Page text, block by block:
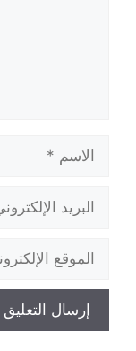
الإلكتروني
الإلكتروني